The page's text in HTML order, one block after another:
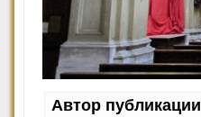
Автор публикации